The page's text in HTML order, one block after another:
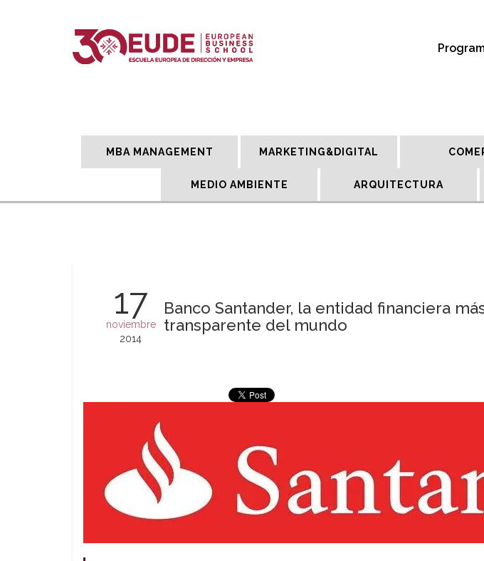
MBA MANAGEMENT MARKETING&DIGITAL
MEDIO AMBIENTE ARQUITECTURA
17
noviembre
2014
Banco Santander, la entidad financiera
transparente del mundo